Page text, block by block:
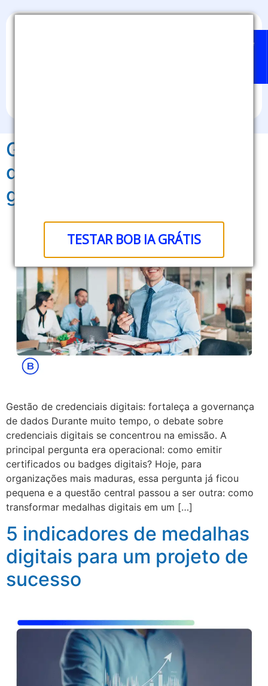
TESTAR BOB IA GRÁTIS
Sobre
Gestão de credenciais
digitais: fortaleça a
governança de dados
Gestão de credenciais digitais: fortaleça a governança
de dados Durante muito tempo, o debate sobre
credenciais digitais se concentrou na emissão. A
principal pergunta era operacional: como emitir
certificados ou badges digitais? Hoje, para
organizações mais maduras, essa pergunta já ficou
pequena e a questão central passou a ser outra: como
transformar medalhas digitais em um […]
5 indicadores de medalhas
digitais para um projeto de
sucesso